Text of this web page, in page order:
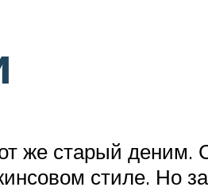
же старый деним.
стиле. Но